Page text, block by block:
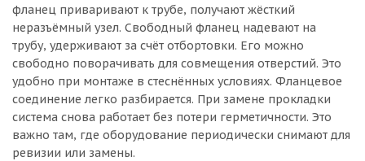
фланец приваривают к трубе, получают жёсткий
неразъёмный узел. Свободный фланец надевают на
трубу, удерживают за счёт отбортовки. Его можно
свободно поворачивать для совмещения отверстий. Это
удобно при монтаже в стеснённых условиях. Фланцевое
соединение легко разбирается. При замене прокладки
система снова работает без потери герметичности. Это
важно там, где оборудование периодически снимают для
ревизии или замены.